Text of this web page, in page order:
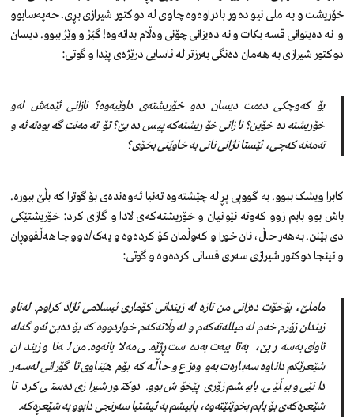
خۆریشت و بە ملی نیو دەور بادراوەوە چاوی لە دوکتور شیرازی بڕی. حەپەسابوو
و نە دەیتوانی قسە بکات و نە دەیزانی چۆنی وەڵام بداتەوە! گێژ و وێژ ببوو. دیسان
دوکتور شیرازی بە هەمان دەنگی بەرزتر لە ئاسایی درێژەی پێدا و گوتی:
بۆ کەوچکی دەمت دیسان دەو خۆریشتەی داوێیەوە؟ نازانی ئێمەش لەو
خۆریشتە دەخۆین؟ نازانی خۆریشتەکە پیس دەبێ؟ تۆ تەمەنت گەیوەتە ئەو
تەمەنە کەچی، ئێستا نازانی نانی بە خاوێنی بخۆی؟
کابرا ویشک ببوو. بە گووپی پڕ لە چێشتەوە تەنیا ئەوەندەی بۆ گوترا کە بڵێ ببورە.
باش بوو بابم زوو کەوتە نێوانیان و خۆریشتەکەی لادا و گازی کرد: خۆریشتێکی
دی بێنن. بەهەر حاڵ، نان خورا و کەوڵمان کۆ کردەوە و یەک/دوو چا هەڵقووڕان
و ئینجا دوکتور شیرازی سەری قسانی کردەوە و گوتی:
ماملێ، بۆخۆت دەزانی من تازە لە زیندانی کۆماری ئیسلامی ئازاد کراوم. لەناو
زیندان زۆرم خەم لە میللەتەکەم و لە وڵاتەکەم خواردووە کە بۆ دەبێ ئەو گەلە
ئاوای بەسەر بێ، بەتایبەت بەدەست ڕژێمی مەلایانەوە. من لەناو زیندان
شێعرێکم داناوە سەبارەت بەو وەزع و حاڵە کە بۆم هێناوی تا گۆرانی لەسەر
دانێی و بیڵێی. بابیشم زۆری پێخۆش بوو. دوکتور شیرازی دەستی کرد تا
شێعرەکەی بۆ بابم بخوێنێتەوە، بابیشم بە ئیشتیا سەرنجی دابوو بە شێعڕەکە.